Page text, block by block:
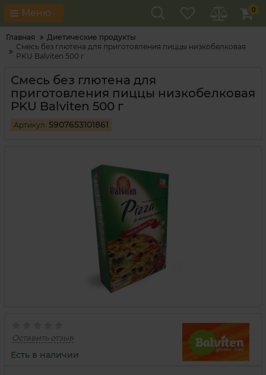
Меню 0
Главная
Диетические продукты
Смесь без глютена для приготовления пиццы низкобелковая
PKU Balviten 500 г
Смесь без глютена для
приготовления пиццы низкобелковая
PKU Balviten 500 г
Артикул: 5907653101861
Оставить отзыв
Есть в наличии